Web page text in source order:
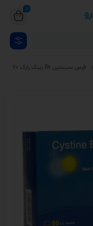
0
قرص سیستین B6 زینک رازک ۶۰